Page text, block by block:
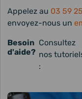
Appelez au 03 59
envoyez-nous un
Besoin
d'aide?
Consultez
nos
: